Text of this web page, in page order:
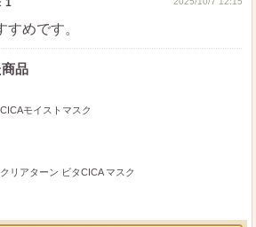
1
すめです。
品
モイストマスク
リアターン ビタCICA マスク